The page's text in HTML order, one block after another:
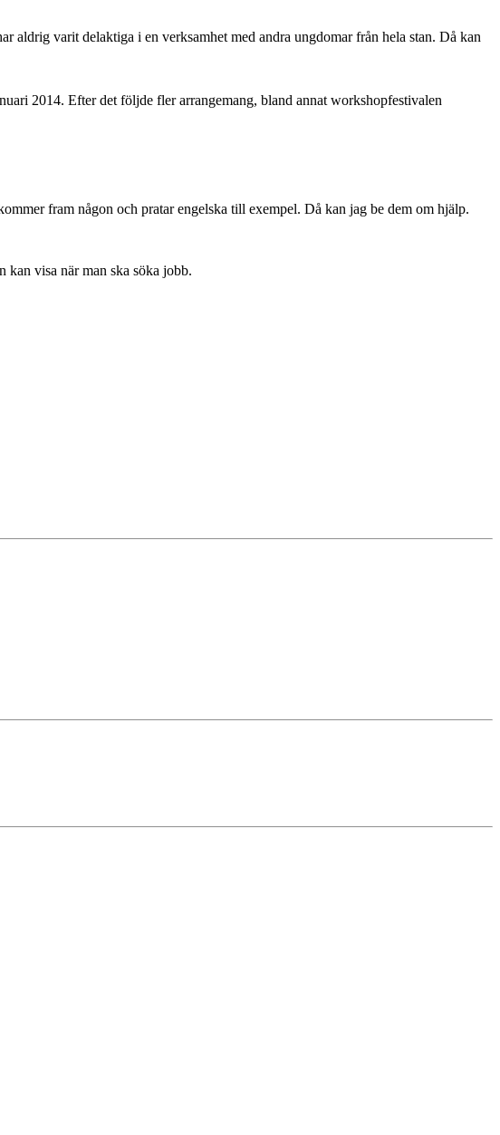
aldrig varit delaktiga i en verksamhet med andra ungdomar från hela stan. Då kan
2014. Efter det följde fler arrangemang, bland annat workshopfestivalen
fram någon och pratar engelska till exempel. Då kan jag be dem om hjälp.
kan visa när man ska söka jobb.